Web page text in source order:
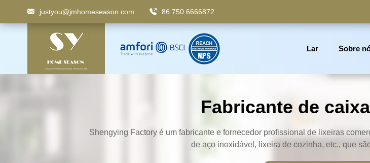
justyou@jmhomeseason.com 86.750.6666872
Lar Sobre
Palavra-chave : Lixeira com pedal, lixeira com compartimento, cesto de lixo, lixeira,
Fabricante de
Shengying Factory é um fabricante e fornecedor profissional de lixeiras
de aço inoxidável, lixeira de cozinha, etc., que